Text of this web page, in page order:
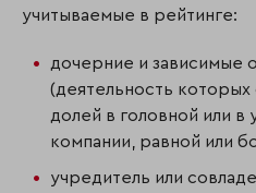
учитываемые в рейтинге:
дочерние и зависимые
(деятельность которых
долей в головной или
компании, равной или
учредитель или